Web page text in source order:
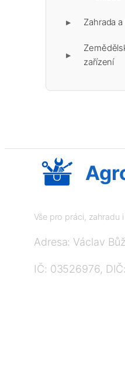
▶ Zahrada a
▶
zařízení
Vše pro práci, zahradu
Adresa: Václav
IČ: 03526976,